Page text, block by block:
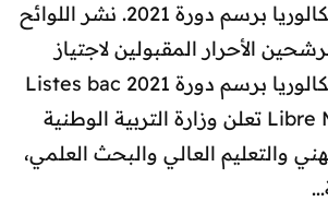
امتحانات البكالوريا برسم دورة 2021. نشر اللوائح
الأحرار المقبولين لاجتياز
امتحانات البكالوريا برسم دورة 2021 Listes bac
Libre Maroc 2020 تعلن وزارة التربية الوطنية
والتعليم العالي والبحث العلمي،